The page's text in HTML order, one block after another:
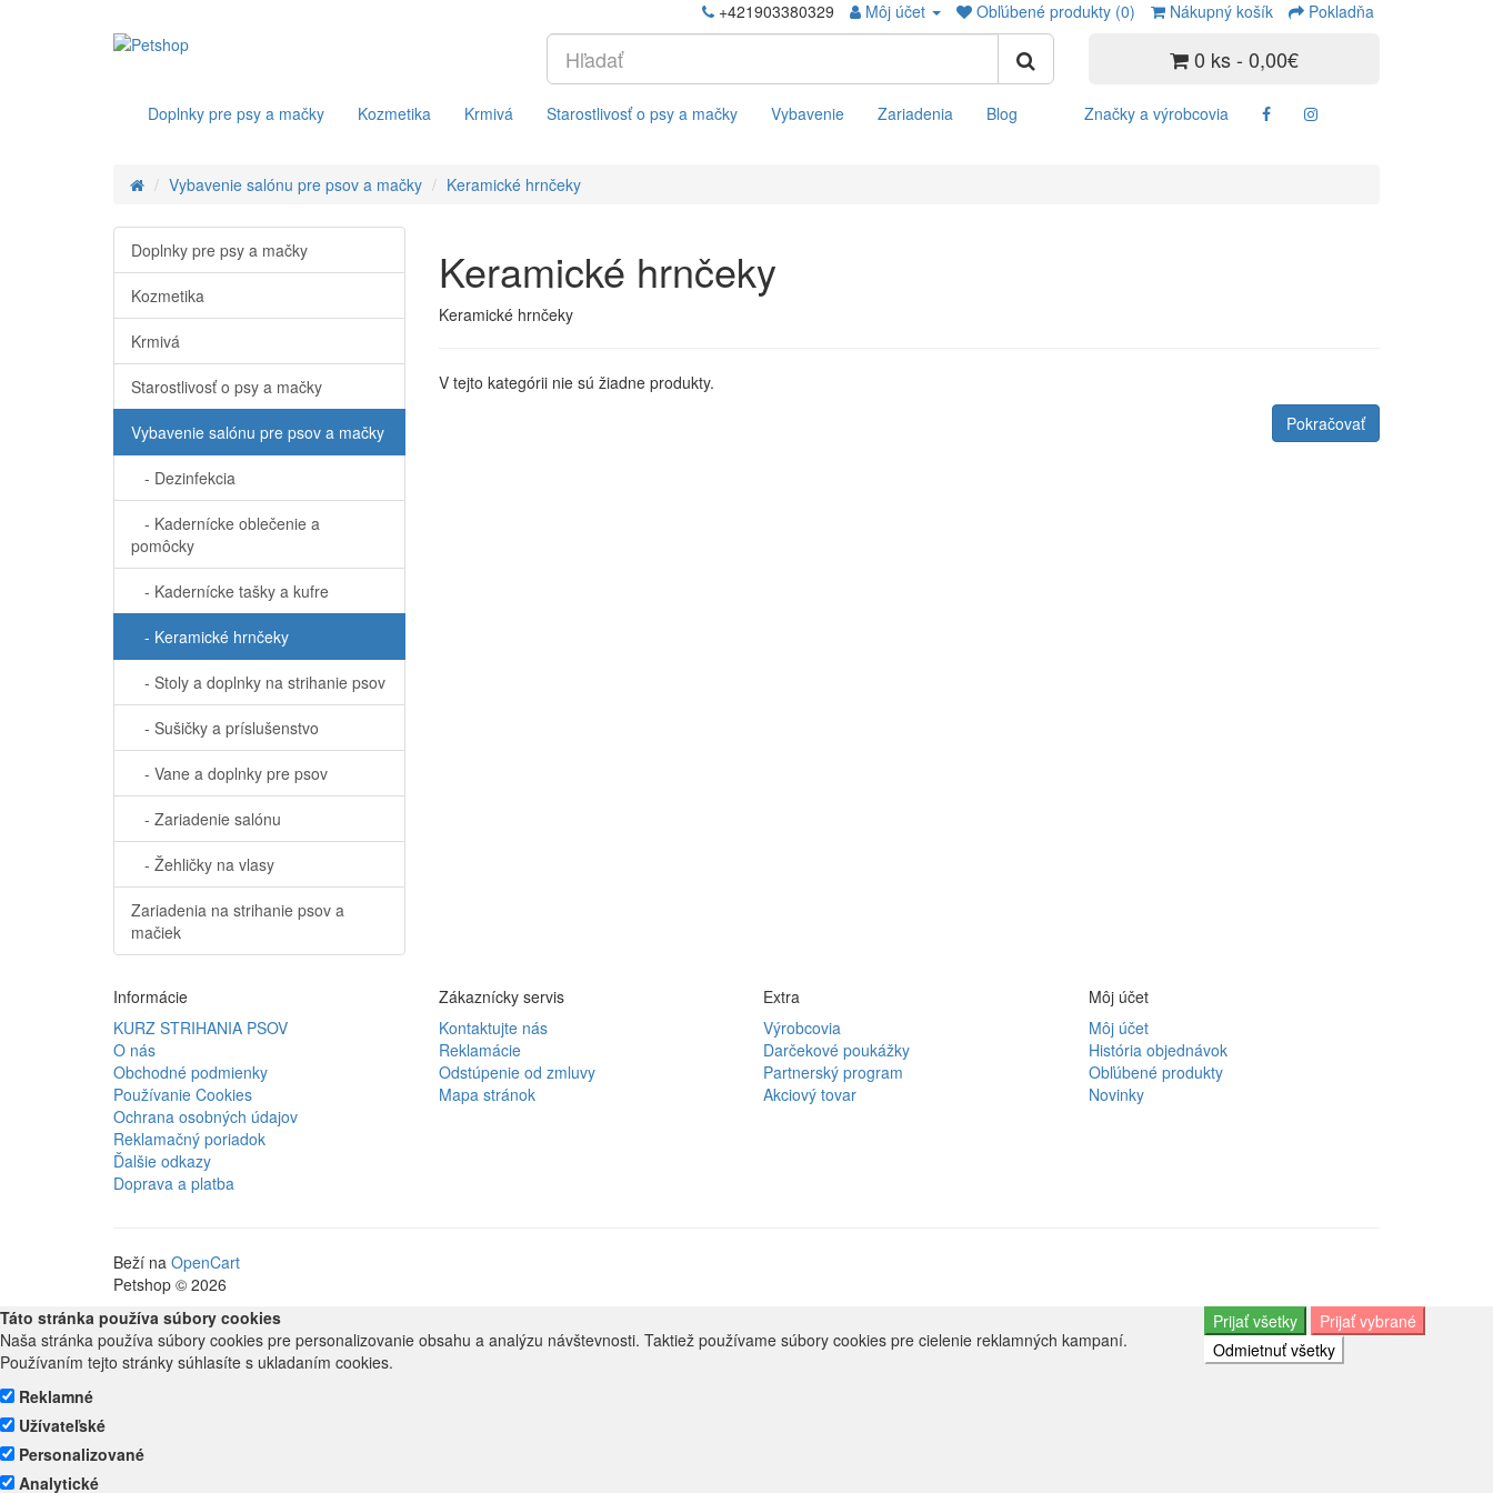
+421903380329 Môj účet Obľúbené produkty (0) Nákupný košík Pokladňa
0 ks - 0,00€
Doplnky pre psy a mačky Kozmetika Krmivá Starostlivosť o psy a mačky Vybavenie Zariadenia Blog Značky a výrobcovia
Vybavenie salónu pre psov a mačky Keramické hrnčeky
Doplnky pre psy a mačky
Kozmetika
Krmivá
Starostlivosť o psy a mačky
Vybavenie salónu pre psov a mačky
- Dezinfekcia
- Kadernícke oblečenie a
pomôcky
- Kadernícke tašky a kufre
- Keramické hrnčeky
- Stoly a doplnky na strihanie psov
- Sušičky a príslušenstvo
- Vane a doplnky pre psov
- Zariadenie salónu
- Žehličky na vlasy
Zariadenia na strihanie psov a
mačiek
Keramické hrnčeky
Keramické hrnčeky
V tejto kategórii nie sú žiadne produkty.
Pokračovať
Informácie
KURZ STRIHANIA PSOV
O nás
Obchodné podmienky
Používanie Cookies
Ochrana osobných údajov
Reklamačný poriadok
Ďalšie odkazy
Doprava a platba
Zákaznícky servis
Kontaktujte nás
Reklamácie
Odstúpenie od zmluvy
Mapa stránok
Extra
Výrobcovia
Darčekové poukážky
Partnerský program
Akciový tovar
Môj účet
Môj účet
História objednávok
Obľúbené produkty
Novinky
Beží na OpenCart
Petshop © 2026
Táto stránka používa súbory cookies
Naša stránka používa súbory cookies pre personalizovanie obsahu a analýzu návštevnosti. Taktiež používame súbory cookies pre cielenie reklamných kampaní.
Používaním tejto stránky súhlasíte s ukladaním cookies.
Reklamné
Užívateľské
Personalizované
Analytické
Prijať všetky
Prijať vybrané
Odmietnuť všetky